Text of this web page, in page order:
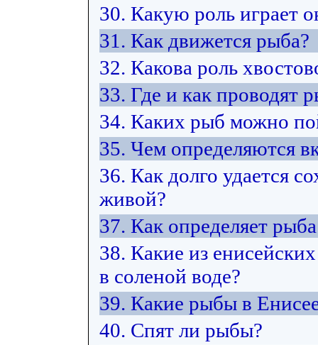
30. Какую роль играет
31. Как движется рыба?
32. Какова роль
33. Где и как проводят
34. Каких рыб можно
35. Чем определяются
36. Как долго удается
живой?
37. Как определяет
38. Какие из
в соленой воде?
39. Какие рыбы в
40. Спят ли рыбы?